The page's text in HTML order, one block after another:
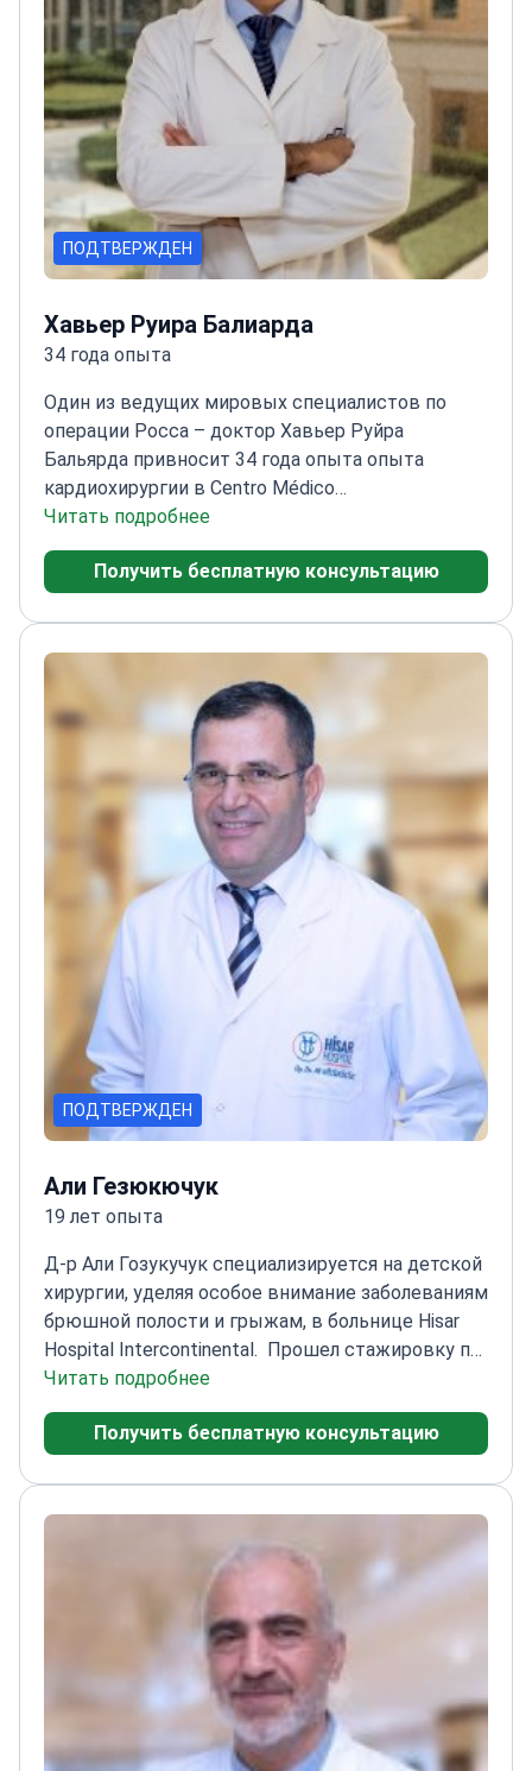
ПОДТВЕРЖДЕН
Хавьер Руира Балиарда
34 года опыта
Один из ведущих мировых специалистов по
операции Росса – доктор Хавьер Руйра
Бальярда привносит 34 года опыта опыта
кардиохирургии в Centro Médico
Teknon. Специализируется на торакальной и
сердечно-сосудистой хирургии, включая
трансплантацию сердцаПионер в области
клапановДоцент кафедры хирургии
Автономного университета БарселоныЧлен
Европейского общества кардиоторакальных
хирургов
Читать подробнее
Получить бесплатную консультацию
ПОДТВЕРЖДЕН
Али Гезюкючук
19 лет опыта
Д-р Али Гозукучук специализируется на детской
хирургии, уделяя особое внимание заболеваниям
брюшной полости и грыжам, в больнице Hisar
Hospital Intercontinental. Прошел стажировку по
детской хирургии в Университете
ЭрджиесОпубликовал 3 статьи в
международных рецензируемых
международных научных конференцияхОбласти
специализации включают лечение грыж и боли
Читать подробнее
Получить бесплатную консультацию